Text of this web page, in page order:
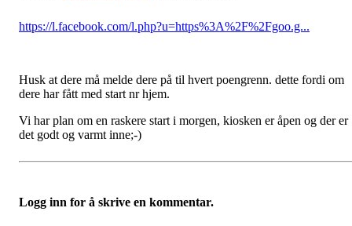
https://l.facebook.com/l.php?u=https%3A%2F%2Fgoo.g...
Husk at dere må melde dere på til hvert poengrenn. dette fordi om
dere har fått med start nr hjem.
Vi har plan om en raskere start i morgen, kiosken er åpen og der er
det godt og varmt inne;-)
Logg inn for å skrive en kommentar.